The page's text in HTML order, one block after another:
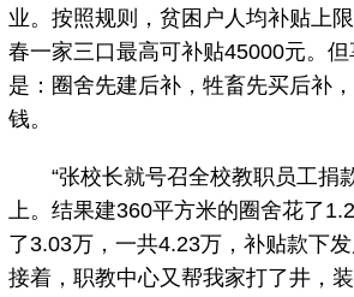
业。按照规则，贫困户人均补贴上
春一家三口最高可补贴45000元。
是：圈舍先建后补，牲畜先买后补
钱。
“张校长就号召全校教职员工捐
上。结果建360平方米的圈舍花了
了3.03万，一共4.23万，补贴款下发
接着，职教中心又帮我家打了井，